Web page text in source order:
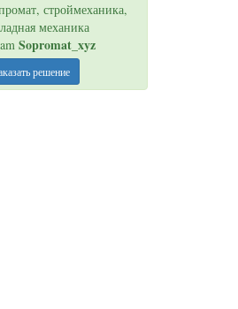
строймеханика,
механика
Sopromat_xyz
решение